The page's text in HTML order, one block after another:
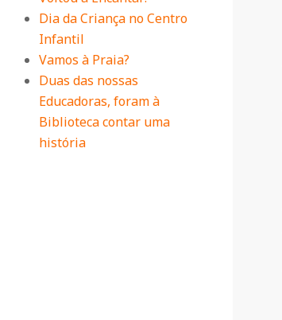
r
i
o
Dia da Criança no Centro
Infantil
Vamos à Praia?
Duas das nossas
Educadoras, foram à
Biblioteca contar uma
história